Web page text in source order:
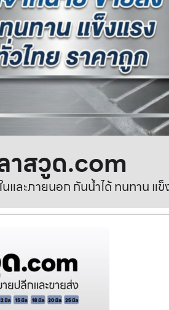
สวูด.com
และภายนอก กันน้ำได้ ทนทาน แข็